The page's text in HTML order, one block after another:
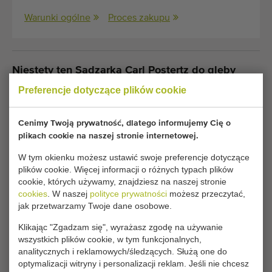
Preferencje dotyczące plików cookie
Cenimy Twoją prywatność, dlatego informujemy Cię o
plikach cookie na naszej stronie internetowej.
W tym okienku możesz ustawić swoje preferencje dotyczące
plików cookie. Więcej informacji o różnych typach plików
cookie, których używamy, znajdziesz na naszej stronie
cookies . W naszej polityce prywatności możesz przeczytać,
jak przetwarzamy Twoje dane osobowe.
Klikając "Zgadzam się", wyrażasz zgodę na używanie
wszystkich plików cookie, w tym funkcjonalnych,
analitycznych i reklamowych/śledzących. Służą one do
optymalizacji witryny i personalizacji reklam. Jeśli nie chcesz
Warunki ogólne Proces zakupu
Niestety ten Sadzarka Carl Postertz do gleby
blokowej 5 rzędów został już sprzedany.
porównywalnych Maszyny do sadzenia sałaty? Wpisz tutaj
swoje dane.
Twoje obecne ustawienia plików cookie blokują tę
część. Zmień ustawienia plików cookie, aby uzyskać
dostęp do tej części.
ZMIEŃ USTAWIENIA PLIKÓW COOKIE